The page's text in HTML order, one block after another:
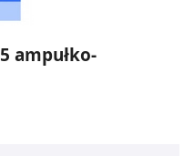
ampułko-